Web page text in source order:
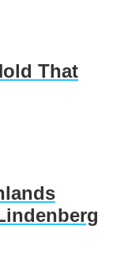
That